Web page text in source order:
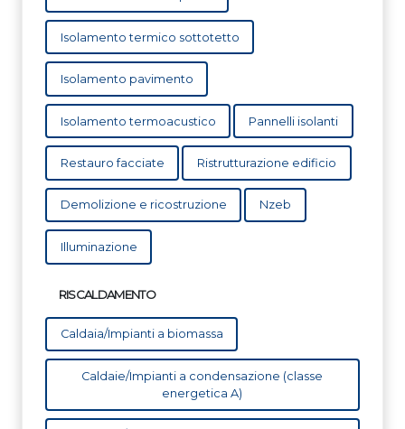
Isolamento termico sottotetto
Isolamento pavimento
Isolamento termoacustico Pannelli isolanti
Restauro facciate Ristrutturazione edificio
Demolizione e ricostruzione Nzeb
Illuminazione
RISCALDAMENTO
Caldaia/Impianti a biomassa
Caldaie/Impianti a condensazione (classe
energetica A)